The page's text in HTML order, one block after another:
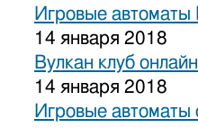
Игровые автоматы
14 января 2018
Вулкан клуб онлайн
14 января 2018
Игровые